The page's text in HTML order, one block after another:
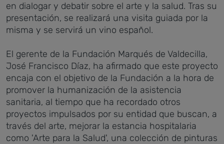
en dialogar y debatir sobre el arte y la salud. Tras su
presentación, se realizará una visita guiada por la
misma y se servirá un vino español.
El gerente de la Fundación Marqués de Valdecilla,
José Francisco Díaz, ha afirmado que este proyecto
encaja con el objetivo de la Fundación a la hora de
promover la humanización de la asistencia
sanitaria, al tiempo que ha recordado otros
proyectos impulsados por su entidad que buscan, a
través del arte, mejorar la estancia hospitalaria
como 'Arte para la Salud', una colección de pinturas